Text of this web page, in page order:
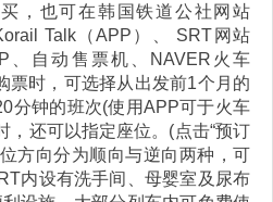
，也可在韩国铁道公社网站
Talk（APP）、 SRT网站
、自动售票机、NAVER火车
票时，可选择从出发前1个月的
分钟的班次(使用APP可于火车
，还可以指定座位。(点击“预订
方向分为顺向与逆向两种，可
内设有洗手间、母婴室及尿布